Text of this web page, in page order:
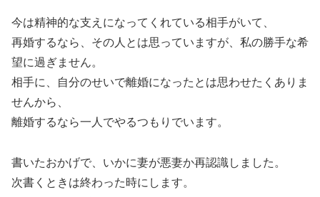
今は精神的な支えになってくれている相手がいて、
再婚するなら、その人とは思っていますが、私の勝手な希
望に過ぎません。
相手に、自分のせいで離婚になったとは思わせたくありま
せんから、
離婚するなら一人でやるつもりでいます。
書いたおかげで、いかに妻が悪妻か再認識しました。
次書くときは終わった時にします。